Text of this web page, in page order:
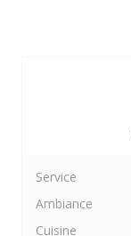
Service
Ambiance
Cuisine